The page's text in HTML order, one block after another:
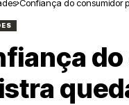
Confiança do consumidor